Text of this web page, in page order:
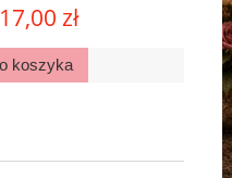
zł
koszyka